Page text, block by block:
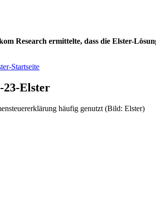
Research ermittelte, dass die Elster-
23-Elster
häufig genutzt (Bild: Elster)